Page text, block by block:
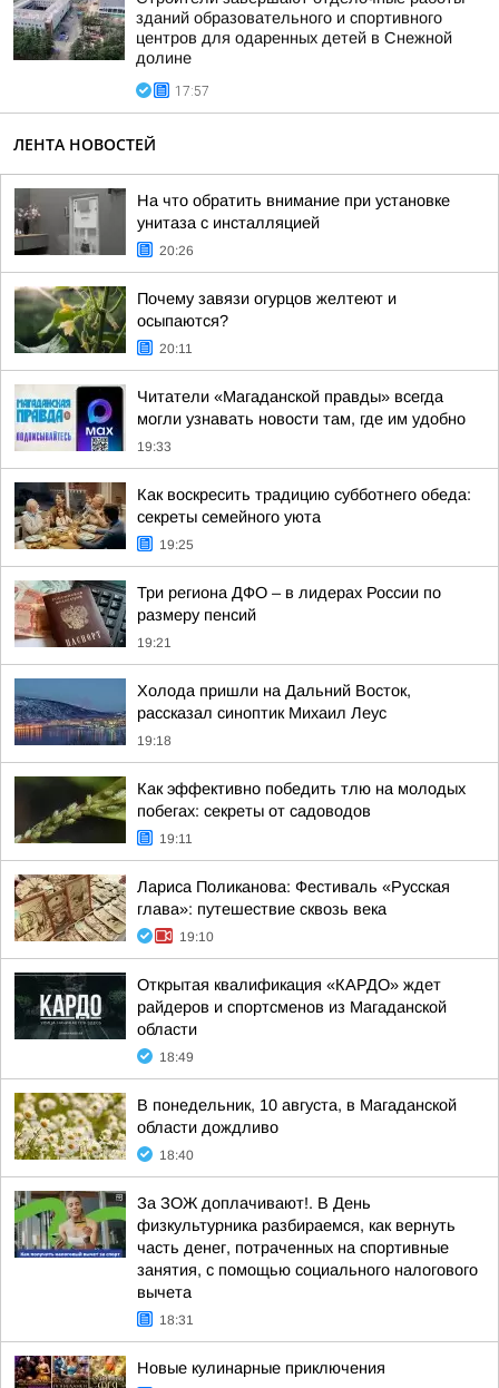
зданий образовательного и спортивного
центров для одаренных детей в Снежной
долине
17:57
ЛЕНТА НОВОСТЕЙ
На что обратить внимание при установке
унитаза с инсталляцией
20:26
Почему завязи огурцов желтеют и
осыпаются?
20:11
Читатели «Магаданской правды» всегда
могли узнавать новости там, где им удобно
19:33
Как воскресить традицию субботнего обеда:
секреты семейного уюта
19:25
Три региона ДФО – в лидерах России по
размеру пенсий
19:21
Холода пришли на Дальний Восток,
рассказал синоптик Михаил Леус
19:18
Как эффективно победить тлю на молодых
побегах: секреты от садоводов
19:11
Лариса Поликанова: Фестиваль «Русская
глава»: путешествие сквозь века
19:10
Открытая квалификация «КАРДО» ждет
райдеров и спортсменов из Магаданской
области
18:49
В понедельник, 10 августа, в Магаданской
области дождливо
18:40
За ЗОЖ доплачивают!. В День
физкультурника разбираемся, как вернуть
часть денег, потраченных на спортивные
занятия, с помощью социального налогового
вычета
18:31
Новые кулинарные приключения